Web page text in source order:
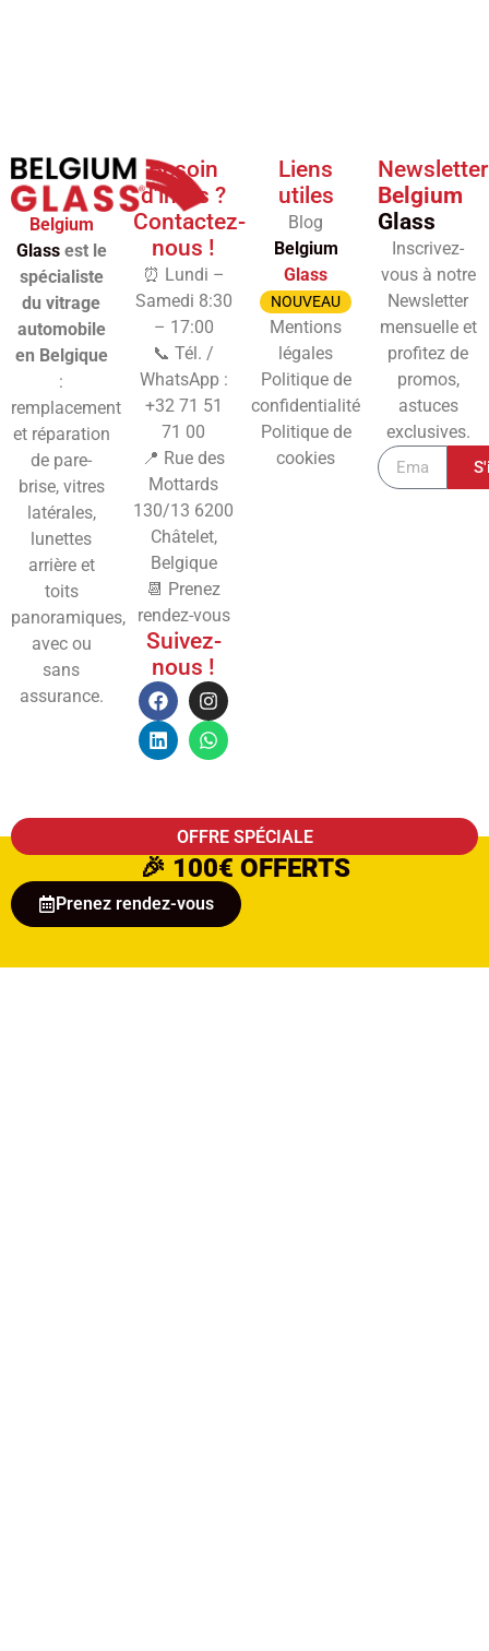
Belgium
Glassest le
spécialiste
du vitrage
automobile
en Belgique
:
remplacement
et réparation
de pare-
brise, vitres
latérales,
lunettes
arrière et
toits
panoramiques,
avec ou
sans
assurance.
Besoin
d'infos ?
Contactez-
nous !
⏰ Lundi –
Samedi 8:30
– 17:00
📞 Tél. /
WhatsApp :
+32 71 51
71 00
📍 Rue des
Mottards
130/13 6200
Châtelet,
Belgique
📆 Prenez
rendez-vous
Suivez-
nous !
Liens
utiles
Blog
Belgium
Glass
NOUVEAU
Mentions
légales
Politique de
confidentialité
Politique de
cookies
Newsletter
Belgium
Glass
Inscrivez-
vous à notre
Newsletter
mensuelle et
profitez de
promos,
astuces
exclusives.
OFFRE SPÉCIALE
🎉 100€ OFFERTS
Prenez rendez-vous